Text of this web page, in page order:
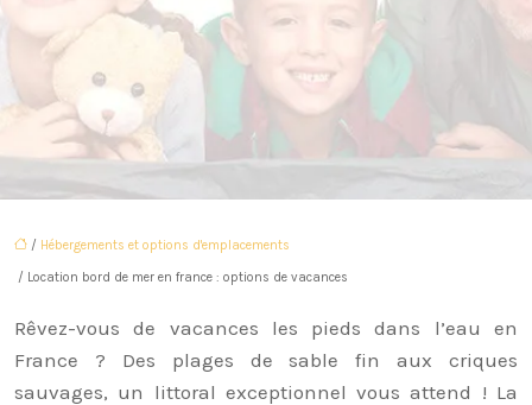
/ Hébergements et options d'emplacements
/ Location bord de mer en france : options de vacances
Rêvez-vous de vacances les pieds dans l’eau en
France ? Des plages de sable fin aux criques
sauvages, un littoral exceptionnel vous attend ! La